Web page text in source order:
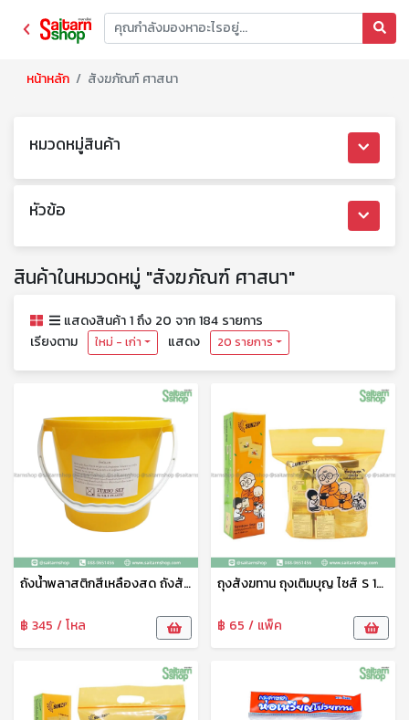
หน้าหลัก สังฆภัณฑ์ ศาสนา
หมวดหมู่สินค้า
หัวข้อ
สินค้าในหมวดหมู่ "สังฆภัณฑ์ ศาสนา"
แสดงสินค้า 1 ถึง 20 จาก 184 รายการ
เรียงตาม
ใหม่ - เก่า แสดง 20 รายการ
ถังน้ำพลาสติกสีเหลืองสด ถังสังฆทาน 2.5K No.205 SRT
฿ 345 / โหล
ถุงสังฆทาน ถุงเติมบุญ ไซส์ S 18x24 ซม. Sunzip
฿ 65 / แพ็ค